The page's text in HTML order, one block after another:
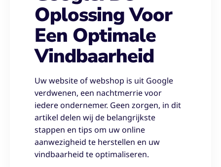
Oplossing Voor
Een Optimale
Vindbaarheid
Uw website of webshop is uit Google
verdwenen, een nachtmerrie voor
iedere ondernemer. Geen zorgen, in dit
artikel delen wij de belangrijkste
stappen en tips om uw online
aanwezigheid te herstellen en uw
vindbaarheid te optimaliseren.